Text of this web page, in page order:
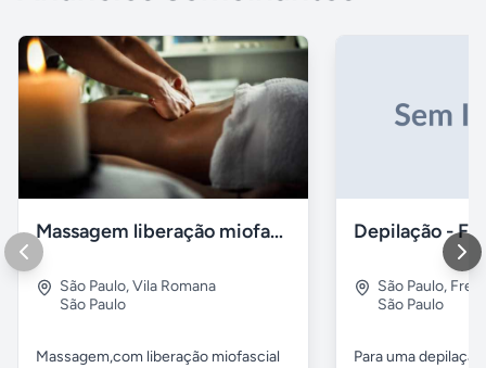
Massagem liberação miofascial
São Paulo,Vila Romana
São Paulo
Massagem,com liberação miofascial
Depilação -
São Paulo,
São Paulo
Para uma